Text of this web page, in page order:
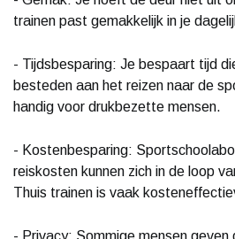
trainen past gemakkelijk in je
- Tijdsbesparing: Je bespaart tijd
besteden aan het reizen naar de
handig voor drukbezette mensen.
- Kostenbesparing:
reiskosten kunnen zich in de loop
Thuis trainen is vaak
- Privacy: Sommige mensen geven